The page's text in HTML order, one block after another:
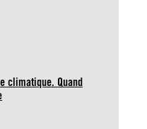
climatique. Quand